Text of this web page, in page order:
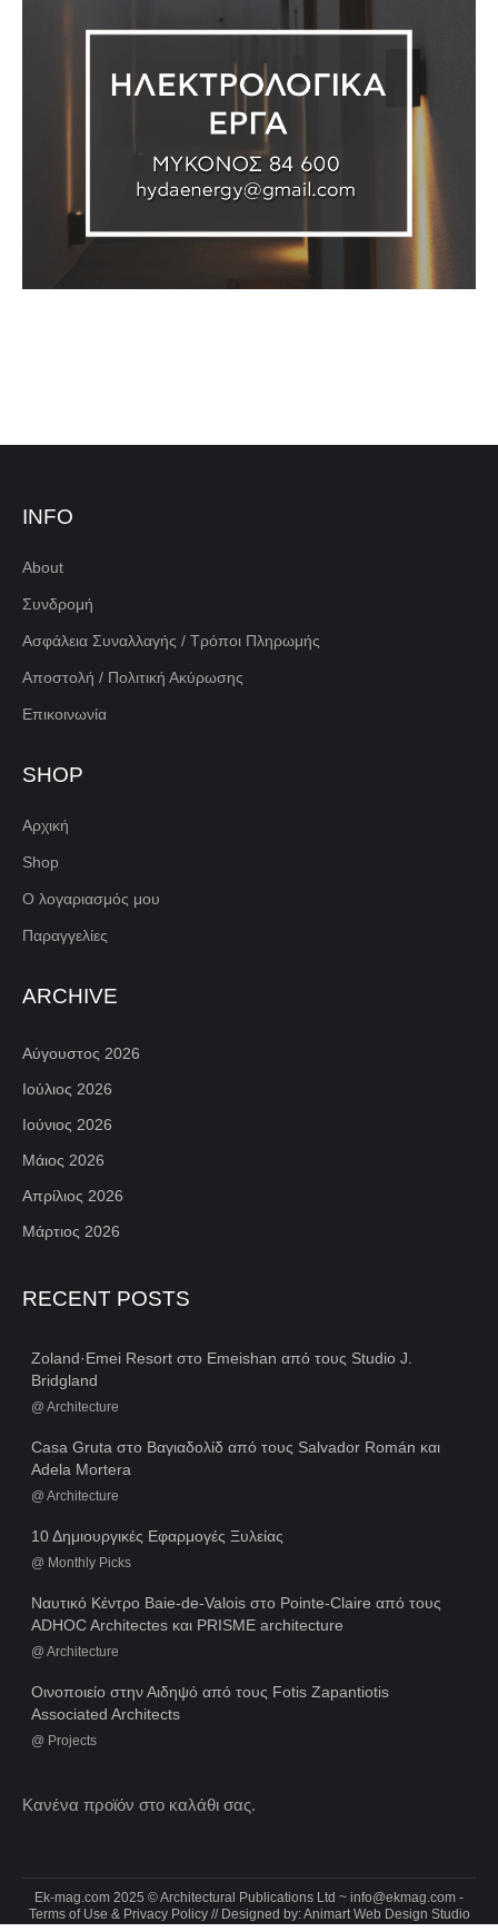
INFO
About
Συνδρομή
Ασφάλεια Συναλλαγής / Τρόποι Πληρωμής
Αποστολή / Πολιτική Ακύρωσης
Επικοινωνία
SHOP
Αρχική
Shop
Ο λογαριασμός μου
Παραγγελίες
ARCHIVE
Αύγουστος 2026
Ιούλιος 2026
Ιούνιος 2026
Μάιος 2026
Απρίλιος 2026
Μάρτιος 2026
RECENT POSTS
Zoland·Emei Resort στο Emeishan από τους Studio J.
Bridgland
@ Architecture
Casa Gruta στο Βαγιαδολίδ από τους Salvador Román και
Adela Mortera
@ Architecture
10 Δημιουργικές Εφαρμογές Ξυλείας
@ Monthly Picks
Ναυτικό Κέντρο Baie-de-Valois στο Pointe-Claire από τους
ADHOC Architectes και PRISME architecture
@ Architecture
Οινοποιείο στην Αιδηψό από τους Fotis Zapantiotis
Associated Architects
@ Projects
Κανένα προϊόν στο καλάθι σας.
Ek-mag.com 2025 © Architectural Publications Ltd ~ info@ekmag.com -
Terms of Use & Privacy Policy// Designed by:Animart Web Design Studio